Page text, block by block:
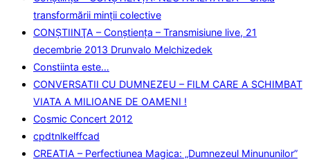
transformării minții colective
CONŞTIINŢA – Conştienţa – Transmisiune live, 21
decembrie 2013 Drunvalo Melchizedek
Constiinta este…
CONVERSATII CU DUMNEZEU – FILM CARE A SCHIMBAT
VIATA A MILIOANE DE OAMENI !
Cosmic Concert 2012
cpdtnlkelffcad
CREATIA – Perfectiunea Magica: „Dumnezeul Minununilor”